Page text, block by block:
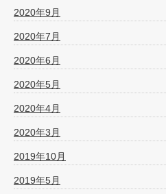
2020年9月
2020年7月
2020年6月
2020年5月
2020年4月
2020年3月
2019年10月
2019年5月